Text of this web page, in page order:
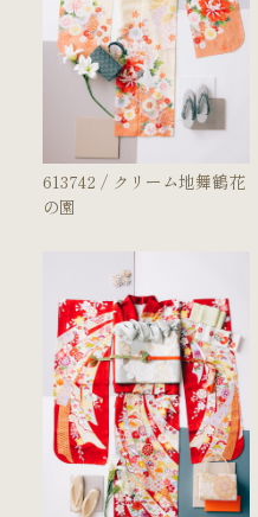
613742 / クリーム地舞鶴花
の園